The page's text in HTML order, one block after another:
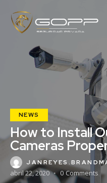
NEWS
How to Install
Cameras
abril 22, 2020 0 Comments